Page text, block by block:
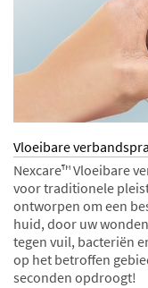
Vloeibare
Nexcare™ Vloeibare
voor traditionele
ontworpen om een
huid, door uw
tegen vuil, bacteriën
op het betroffen
seconden opdroogt!